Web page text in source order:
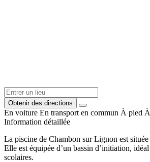
Obtenir des directions
En voiture En transport en commun À pied
Information détaillée
La piscine de Chambon sur Lignon est
Elle est équipée d’un bassin d’initiation,
scolaires.